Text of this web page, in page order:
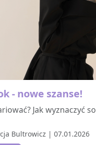
- nowe szanse!
Jak wyznaczyć
Bultrowicz | 07.01.2026